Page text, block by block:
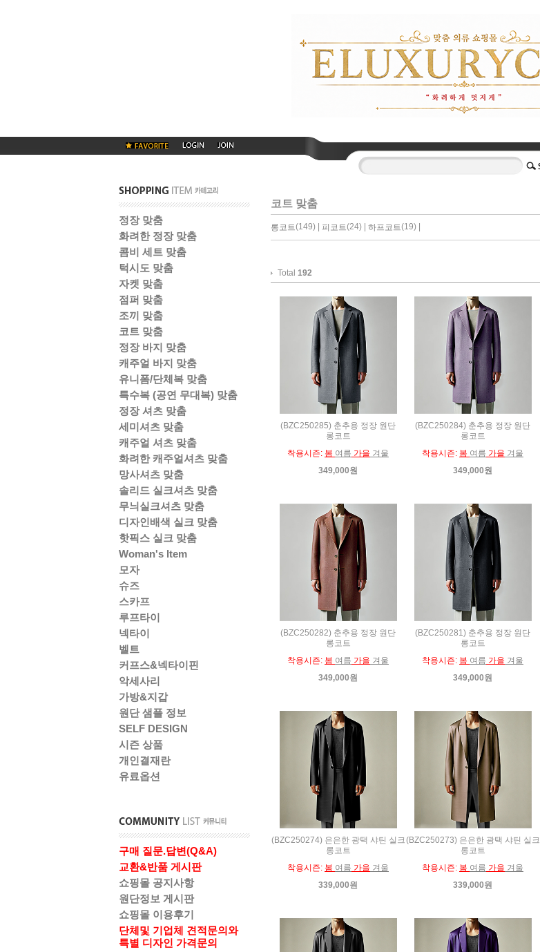
정장 맞춤
화려한 정장 맞춤
콤비 세트 맞춤
턱시도 맞춤
자켓 맞춤
점퍼 맞춤
조끼 맞춤
코트 맞춤
정장 바지 맞춤
캐주얼 바지 맞춤
유니폼/단체복 맞춤
특수복 (공연 무대복) 맞춤
정장 셔츠 맞춤
세미셔츠 맞춤
캐주얼 셔츠 맞춤
화려한 캐주얼셔츠 맞춤
망사셔츠 맞춤
솔리드 실크셔츠 맞춤
무늬실크셔츠 맞춤
디자인배색 실크 맞춤
핫픽스 실크 맞춤
Woman's Item
모자
슈즈
스카프
루프타이
넥타이
벨트
커프스&넥타이핀
악세사리
가방&지갑
원단 샘플 정보
SELF DESIGN
시즌 상품
개인결재란
유료옵션
구매 질문.답변(Q&A)
교환&반품 게시판
쇼핑몰 공지사항
원단정보 게시판
쇼핑몰 이용후기
단체및 기업체 견적문의와
특별 디자인 가격문의
코트 맞춤
롱코트(149) | 피코트(24) | 하프코트(19) |
Total 192
(BZC250285) 춘추용 정장 원단
롱코트
착용시즌: 봄 여름 가을 겨울
349,000원
(BZC250284) 춘추용 정장 원단
롱코트
착용시즌: 봄 여름 가을 겨울
349,000원
(BZC250282) 춘추용 정장 원단
롱코트
착용시즌: 봄 여름 가을 겨울
349,000원
(BZC250281) 춘추용 정장 원단
롱코트
착용시즌: 봄 여름 가을 겨울
349,000원
(BZC250274) 은은한 광택 샤틴 실크
롱코트
착용시즌: 봄 여름 가을 겨울
339,000원
(BZC250273) 은은한 광택 샤틴 실크
롱코트
착용시즌: 봄 여름 가을 겨울
339,000원